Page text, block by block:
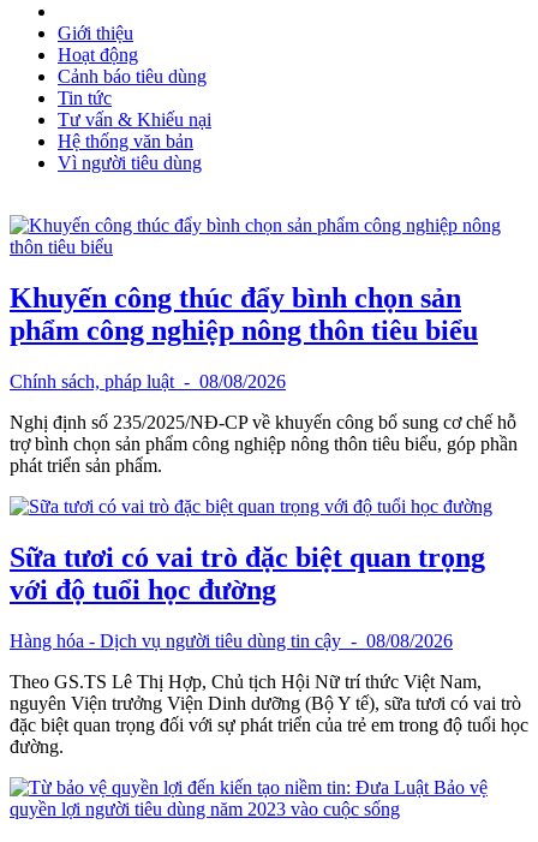
Giới thiệu
Hoạt động
Cảnh báo tiêu dùng
Tin tức
Tư vấn & Khiếu nại
Hệ thống văn bản
Vì người tiêu dùng
Khuyến công thúc đẩy bình chọn sản
phẩm công nghiệp nông thôn tiêu biểu
Chính sách, pháp luật - 08/08/2026
Nghị định số 235/2025/NĐ-CP về khuyến công bổ sung cơ chế hỗ
trợ bình chọn sản phẩm công nghiệp nông thôn tiêu biểu, góp phần
phát triển sản phẩm.
Sữa tươi có vai trò đặc biệt quan trọng
với độ tuổi học đường
Hàng hóa - Dịch vụ người tiêu dùng tin cậy - 08/08/2026
Theo GS.TS Lê Thị Hợp, Chủ tịch Hội Nữ trí thức Việt Nam,
nguyên Viện trưởng Viện Dinh dưỡng (Bộ Y tế), sữa tươi có vai trò
đặc biệt quan trọng đối với sự phát triển của trẻ em trong độ tuổi học
đường.